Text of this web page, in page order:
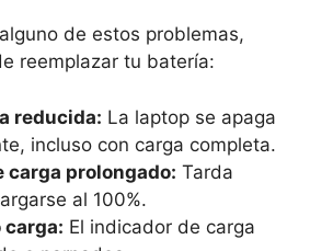
de estos problemas,
reemplazar tu batería:
reducida: La laptop se apaga
incluso con carga completa.
carga prolongado: Tarda
al 100%.
carga: El indicador de carga